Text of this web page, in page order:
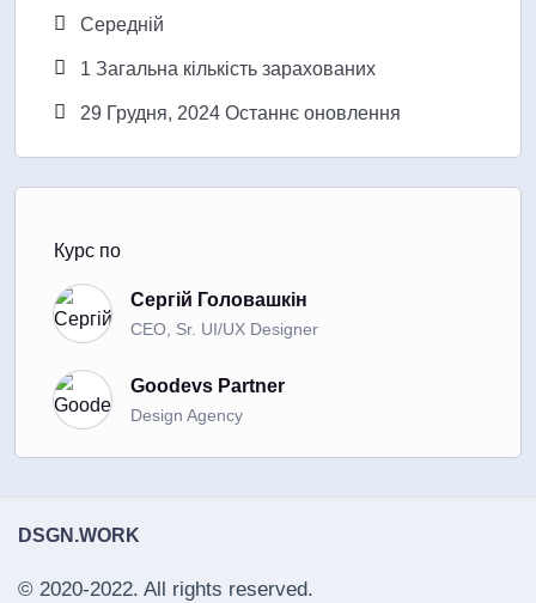
Середній
1 Загальна кількість зарахованих
29 Грудня, 2024 Останнє оновлення
Курс по
Сергій Головашкін
CEO, Sr. UI/UX Designer
Goodevs Partner
Design Agency
DSGN.WORK
© 2020-2022. All rights reserved.